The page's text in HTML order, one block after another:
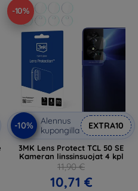
-10%
-10%
Alennus
kupongilla
EXTRA10
3MK Lens Protect TCL 50 SE
Kameran linssinsuojat 4 kpl
11,90 €
10,71 €